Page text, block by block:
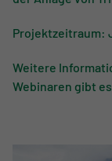
Projektzeitraum:
Weitere
Webinaren gibt es